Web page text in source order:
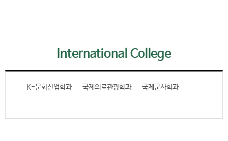
International College
K-문화산업학과 국제의료관광학과 국제군사학과